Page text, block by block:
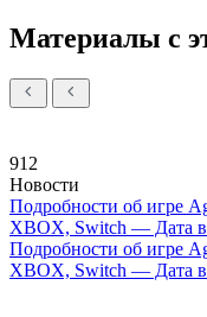
Материалы с
912
Новости
Подробности об игре
XBOX, Switch — Дата
Подробности об игре
XBOX, Switch — Дата